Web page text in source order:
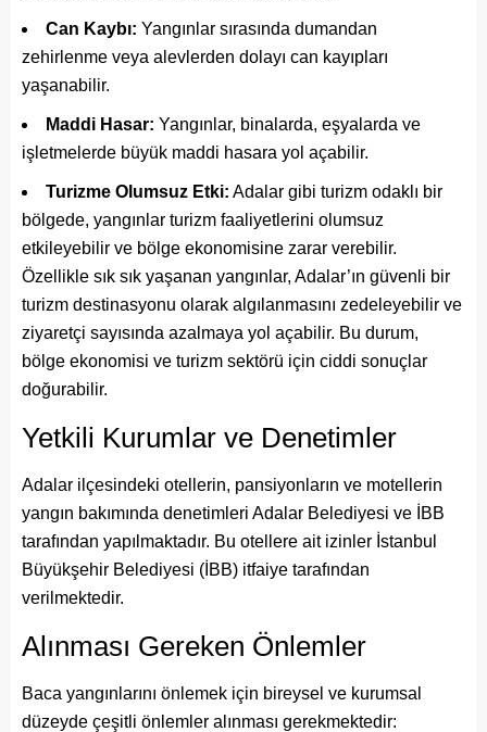
Can Kaybı: Yangınlar sırasında dumandan
zehirlenme veya alevlerden dolayı can kayıpları
yaşanabilir.
Maddi Hasar: Yangınlar, binalarda, eşyalarda ve
işletmelerde büyük maddi hasara yol açabilir.
Turizme Olumsuz Etki: Adalar gibi turizm odaklı bir
bölgede, yangınlar turizm faaliyetlerini olumsuz
etkileyebilir ve bölge ekonomisine zarar verebilir.
Özellikle sık sık yaşanan yangınlar, Adalar’ın güvenli bir
turizm destinasyonu olarak algılanmasını zedeleyebilir ve
ziyaretçi sayısında azalmaya yol açabilir. Bu durum,
bölge ekonomisi ve turizm sektörü için ciddi sonuçlar
doğurabilir.
Yetkili Kurumlar ve Denetimler
Adalar ilçesindeki otellerin, pansiyonların ve motellerin
yangın bakımında denetimleri Adalar Belediyesi ve İBB
tarafından yapılmaktadır. Bu otellere ait izinler İstanbul
Büyükşehir Belediyesi (İBB) itfaiye tarafından
verilmektedir.
Alınması Gereken Önlemler
Baca yangınlarını önlemek için bireysel ve kurumsal
düzeyde çeşitli önlemler alınması gerekmektedir: